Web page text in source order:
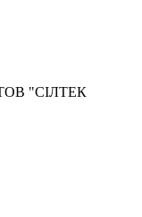
ТОВ "СІЛТЕК